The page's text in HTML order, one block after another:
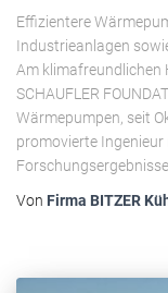
Effizientere
Industrieanlagen
Am klimafreundlichen
SCHAUFLER
Wärmepumpen, seit
promovierte
Von Firma BITZER